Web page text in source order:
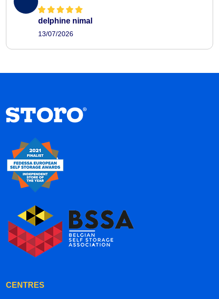
delphine nimal
13/07/2026
CENTRES